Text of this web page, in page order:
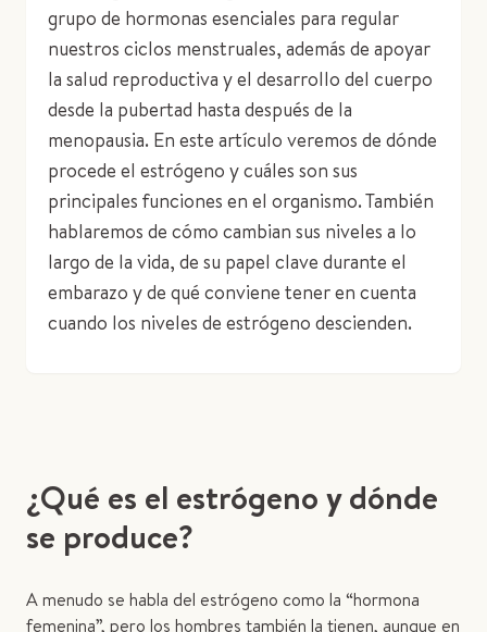
grupo de hormonas esenciales para regular
nuestros ciclos menstruales, además de apoyar
la salud reproductiva y el desarrollo del cuerpo
desde la pubertad hasta después de la
menopausia. En este artículo veremos de dónde
procede el estrógeno y cuáles son sus
principales funciones en el organismo. También
hablaremos de cómo cambian sus niveles a lo
largo de la vida, de su papel clave durante el
embarazo y de qué conviene tener en cuenta
cuando los niveles de estrógeno descienden.
¿Qué es el estrógeno y dónde
se produce?
A menudo se habla del estrógeno como la “hormona
femenina”, pero los hombres también la tienen, aunque en